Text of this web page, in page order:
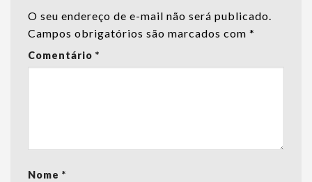
O seu endereço de e-mail não será publicado.
Campos obrigatórios são marcados com *
Comentário *
Nome *